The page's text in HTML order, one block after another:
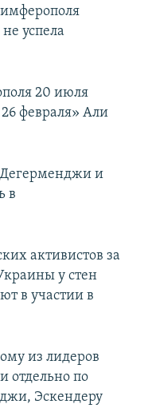
успела
20 июля
февраля» Али
и
в
активистов за
у стен
в участии в
из лидеров
отдельно по
Эскендеру